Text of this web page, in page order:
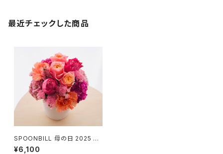
最近チェックした商品
SPOONBILL 母の日 2025 ア
レンジメント（4/25まで早割）
¥6,100